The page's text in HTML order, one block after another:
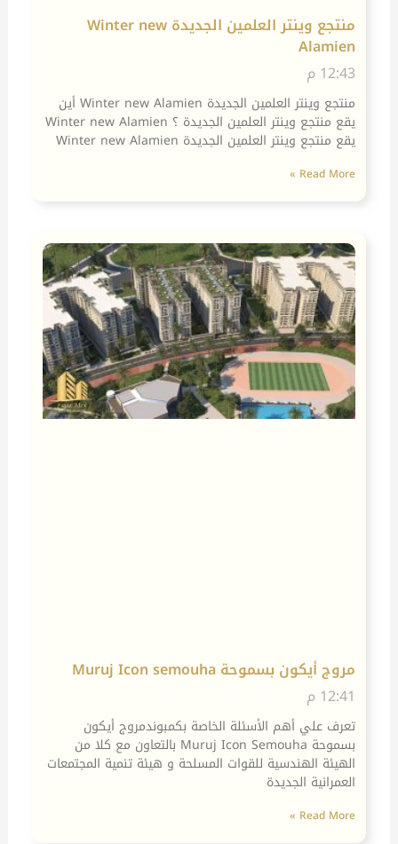
منتجع وينتر العلمين الجديدة Winter new
Alamien
12:43 م
منتجع وينتر العلمين الجديدة Winter new Alamien أين
يقع منتجع وينتر العلمين الجديدة ؟ Winter new Alamien
يقع منتجع وينتر العلمين الجديدة Winter new Alamien
Read More »
مروج أيكون بسموحة Muruj Icon semouha
12:41 م
تعرف علي أهم الأسئلة الخاصة بكمبوندمروج أيكون
بسموحة Muruj Icon Semouha بالتعاون مع كلا من
الهيئة الهندسية للقوات المسلحة و هيئة تنمية المجتمعات
العمرانية الجديدة
Read More »